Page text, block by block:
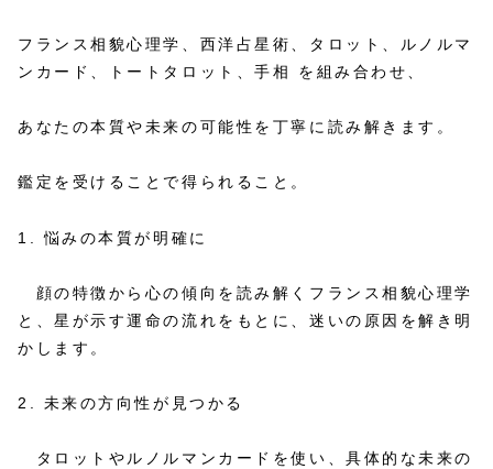
フランス相貌心理学、西洋占星術、タロット、ルノルマ
ンカード、トートタロット、手相 を組み合わせ、
あなたの本質や未来の可能性を丁寧に読み解きます。
鑑定を受けることで得られること。
1. 悩みの本質が明確に
顔の特徴から心の傾向を読み解くフランス相貌心理学
と、星が示す運命の流れをもとに、迷いの原因を解き明
かします。
2. 未来の方向性が見つかる
タロットやルノルマンカードを使い、具体的な未来の